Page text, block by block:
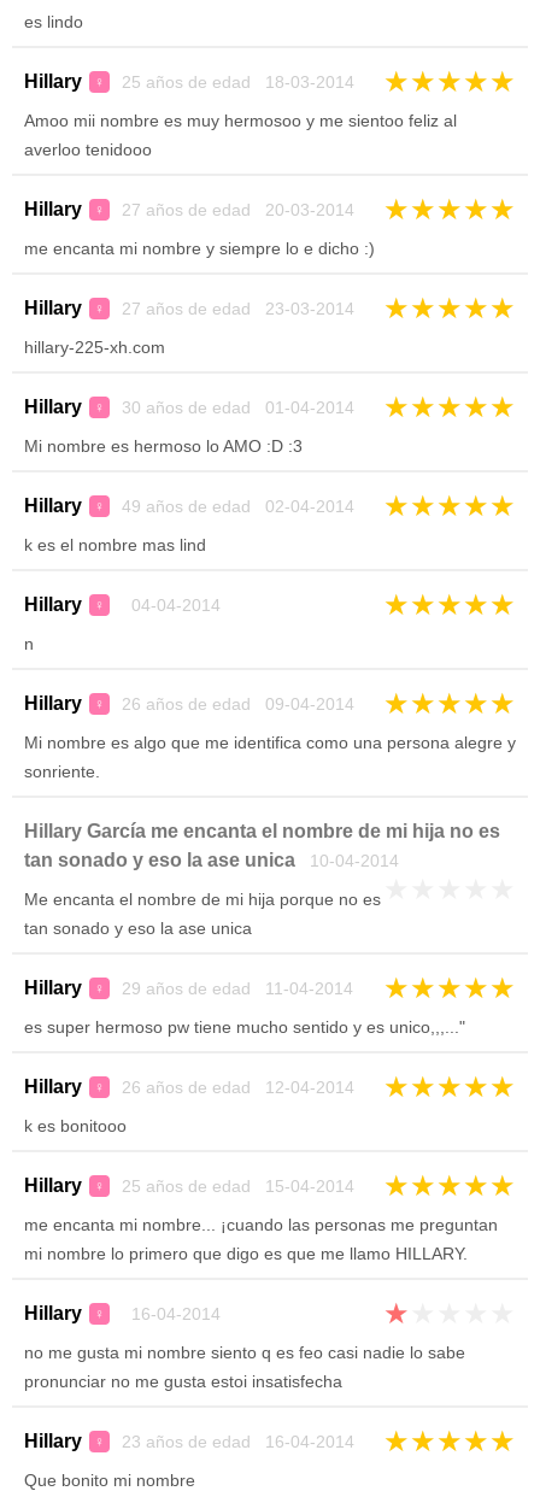
es lindo
Hillary ♀ 25 años de edad 18-03-2014 ★★★★★
Amoo mii nombre es muy hermosoo y me sientoo feliz al
averloo tenidooo
Hillary ♀ 27 años de edad 20-03-2014 ★★★★★
me encanta mi nombre y siempre lo e dicho :)
Hillary ♀ 27 años de edad 23-03-2014 ★★★★★
hillary-225-xh.com
Hillary ♀ 30 años de edad 01-04-2014 ★★★★★
Mi nombre es hermoso lo AMO :D :3
Hillary ♀ 49 años de edad 02-04-2014 ★★★★★
k es el nombre mas lind
Hillary ♀ 04-04-2014 ★★★★★
n
Hillary ♀ 26 años de edad 09-04-2014 ★★★★★
Mi nombre es algo que me identifica como una persona alegre y
sonriente.
Hillary García me encanta el nombre de mi hija no es
tan sonado y eso la ase unica 10-04-2014
Me encanta el nombre de mi hija porque no es
tan sonado y eso la ase unica
Hillary ♀ 29 años de edad 11-04-2014 ★★★★★
es super hermoso pw tiene mucho sentido y es unico,,,..."
Hillary ♀ 26 años de edad 12-04-2014 ★★★★★
k es bonitooo
Hillary ♀ 25 años de edad 15-04-2014 ★★★★★
me encanta mi nombre... ¡cuando las personas me preguntan
mi nombre lo primero que digo es que me llamo HILLARY.
Hillary ♀ 16-04-2014 ★
no me gusta mi nombre siento q es feo casi nadie lo sabe
pronunciar no me gusta estoi insatisfecha
Hillary ♀ 23 años de edad 16-04-2014 ★★★★★
Que bonito mi nombre